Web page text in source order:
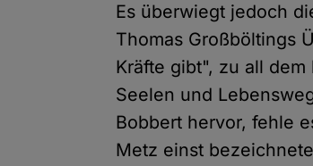
Es überwiegt jedoch
Thomas Großböltings
Kräfte gibt", zu all
Seelen und
Bobbert hervor, fehle
Metz einst